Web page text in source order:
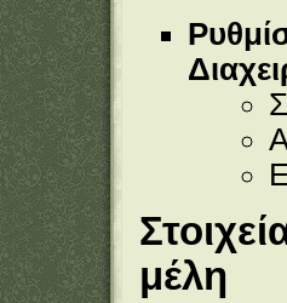
μέλη